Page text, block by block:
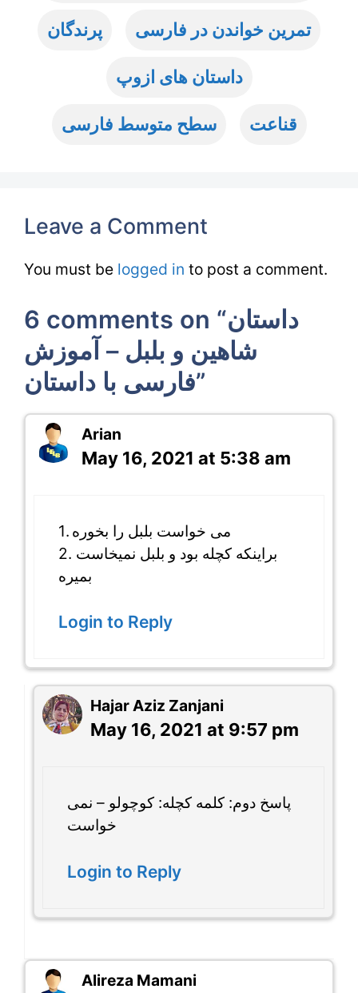
پرندگان تمرین خواندن در فارسی
داستان های ازوپ
سطح متوسط فارسی قناعت
Leave a Comment
You must be logged in to post a comment.
6 comments on “داستان
شاهین و بلبل – آموزش
فارسی با داستان”
Arian
May 16, 2021 at 5:38 am
1. می خواست بلبل را بخوره
2. براینکه کچله بود و بلبل نمیخاست
بمیره
Login to Reply
Hajar Aziz Zanjani
May 16, 2021 at 9:57 pm
پاسخ دوم: کلمه کچله: کوچولو – نمی
خواست
Login to Reply
Alireza Mamani